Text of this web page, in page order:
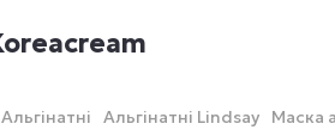
Альгінатні Альгінатні Lindsay Маска